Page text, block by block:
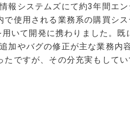
報システムズにて約3年間エン
使用される業務系の購買シス
いて開発に携わりました。既
加やバグの修正が主な業務内
ですが、その分充実もして